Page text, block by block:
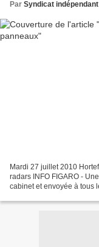
Par Syndicat
Mardi 27 juillet 2010
radars INFO FIGARO -
cabinet et envoyée à tous